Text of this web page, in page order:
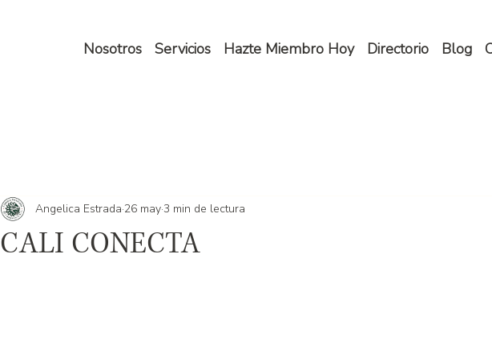
Nosotros Servicios Hazte Miembro Hoy Directorio Blog
CALI CONECTA
Angelica Estrada 26 may3 min de lectura